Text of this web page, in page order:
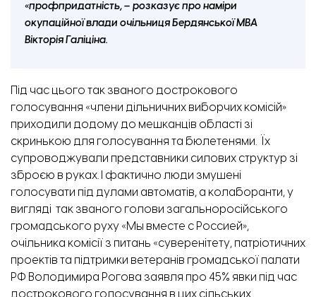
«профпридатність, – розказує про наміри
окупаційної влади очільниця Бердянської МВА
Вікторія Галіціна.
Під час цього так званого дострокового
голосування «члени дільничних виборчих комісій»
приходили додому до мешканців області зі
скринькою для голосування та бюлетенями. Їх
супроводжували представники силових структур зі
зброєю в руках. І фактично люди змушені
голосувати під дулами автоматів, а колаборанти, у
вигляді так званого голови загальноросійського
громадського руху «Мы вместе с Россией»,
очільника комісії з питань «суверенітету, патріотичних
проектів та підтримки ветеранів громадської палати
РФ Володимира Рогова заявля про 45% явки під час
дострокового голосування в цих сільських